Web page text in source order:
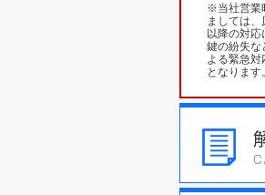
※当社営業
ましては、
以降の対応
鍵の紛失な
よる緊急対
となります。